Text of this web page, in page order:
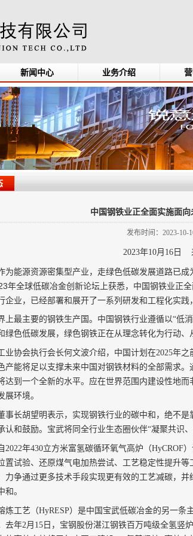
新闻中心 业务介绍
中国钢铁业正全面实施面
发布时间：2023-10-
2023年10月16日
为能源资源密集型产业，走绿色低碳发展道路已
年全球低碳冶金创新论坛上获悉，中国钢铁业正
企业，已经部署和展开了一系列研发和工程化实
上最主要的钢铁生产国。中国钢铁行业遵循以“低
绿色低碳发展，绿色钢铁正在从理念转化为行动、
业协会执行会长何文波介绍，中国计划在2025年
产能将足以支撑未来中国对钢铁材料的全部需求
达到一个全新的水平。应在世界范围内建设性地
展环境。
事长胡望明表示，实现钢铁行业的碳中和，绝不
认和鼓励。宝武将同全行业生态圈伙伴“凝聚共识
2022年430立方米富氢碳循环氧气高炉（HyCROF
置试验、还原煤气电加热尝试、工艺稳定性提升
力争通过更多技术手段实现更有效的工艺减碳，
和。
炼工艺（HyRESP）是中国宝武低碳冶金的另一
去年2月15日，宝钢股份湛江钢铁百万吨级全氢竖